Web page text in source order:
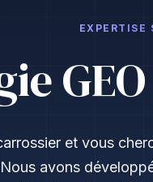
EXPERTISE
et vous
avons